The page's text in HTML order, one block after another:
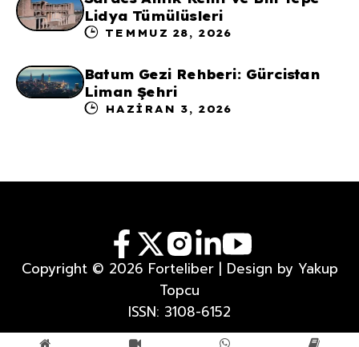
Lidya Tümülüsleri
TEMMUZ 28, 2026
Batum Gezi Rehberi: Gürcistan
Liman Şehri
HAZIRAN 3, 2026
Copyright © 2026 Forteliber | Design by Yakup
Topcu
ISSN: 3108-6152